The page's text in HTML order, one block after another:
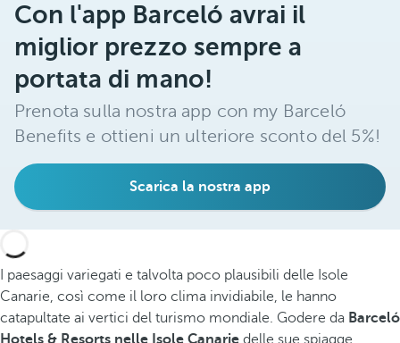
Con l'app Barceló avrai il
miglior prezzo sempre a
portata di mano!
Prenota sulla nostra app con my Barceló
Benefits e ottieni un ulteriore sconto del 5%!
Scarica la nostra app
I paesaggi variegati e talvolta poco plausibili delle Isole
Canarie, così come il loro clima invidiabile, le hanno
catapultate ai vertici del turismo mondiale. Godere da Barceló
Hotels & Resorts nelle Isole Canarie delle sue spiagge